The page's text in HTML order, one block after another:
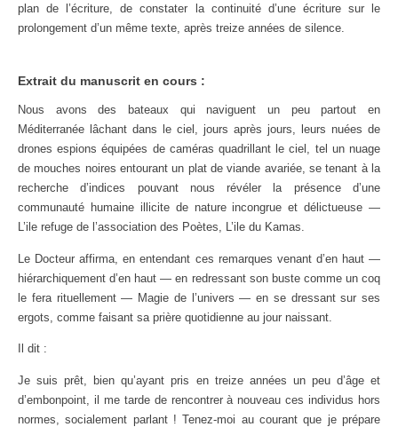
plan de l’écriture, de constater la continuité d’une écriture sur le
prolongement d’un même texte, après treize années de silence.
Extrait du manuscrit en cours :
Nous avons des bateaux qui naviguent un peu partout en
Méditerranée lâchant dans le ciel, jours après jours, leurs nuées de
drones espions équipées de caméras quadrillant le ciel, tel un nuage
de mouches noires entourant un plat de viande avariée, se tenant à la
recherche d’indices pouvant nous révéler la présence d’une
communauté humaine illicite de nature incongrue et délictueuse —
L’ile refuge de l’association des Poètes, L’ile du Kamas.
Le Docteur affirma, en entendant ces remarques venant d’en haut —
hiérarchiquement d’en haut — en redressant son buste comme un coq
le fera rituellement — Magie de l’univers — en se dressant sur ses
ergots, comme faisant sa prière quotidienne au jour naissant.
Il dit :
Je suis prêt, bien qu’ayant pris en treize années un peu d’âge et
d’embonpoint, il me tarde de rencontrer à nouveau ces individus hors
normes, socialement parlant ! Tenez-moi au courant que je prépare